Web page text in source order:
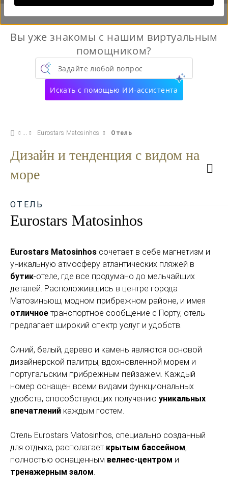
Вы уже знакомы с нашим виртуальным
помощником?
Задайте любой вопрос
Искать с помощью ИИ-ассистента
Eurostars Matosinhos Отель
Дизайн и тенденция с видом на
море
ОТЕЛЬ
Eurostars Matosinhos
Eurostars Matosinhos сочетает в себе магнетизм и
уникальную атмосферу атлантических пляжей в
бутик-отеле, где все продумано до мельчайших
деталей. Расположившись в центре города
Матозиньюш, модном прибрежном районе, и имея
отличное транспортное сообщение с Порту, отель
предлагает широкий спектр услуг и удобств.
Синий, белый, дерево и камень являются основой
дизайнерской палитры, вдохновленной морем и
португальским прибрежным пейзажем. Каждый
номер оснащен всеми видами функциональных
удобств, способствующих получению уникальных
впечатлений каждым гостем.
Отель Eurostars Matosinhos, специально созданный
для отдыха, располагает крытым бассейном,
полностью оснащенным велнес-центром и
тренажерным залом.